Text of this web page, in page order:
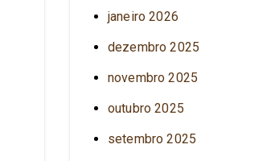
janeiro 2026
dezembro 2025
novembro 2025
outubro 2025
setembro 2025